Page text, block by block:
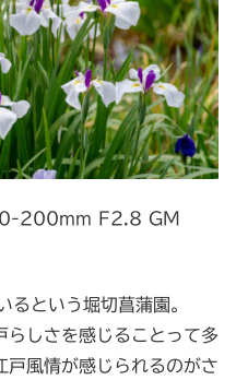
200mm F2.8 GM
という堀切菖蒲園。
らしさを感じることって多
戸風情が感じられるのがさ